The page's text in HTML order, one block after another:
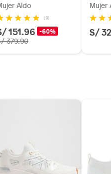
Aldo
(9)
151.96 -60%
379.90
Mujer
S/